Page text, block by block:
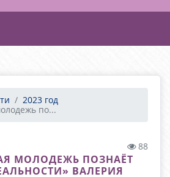
2023 год
по...
88
МОЛОДЕЖЬ ПОЗНАЁТ
ВАЛЕРИЯ